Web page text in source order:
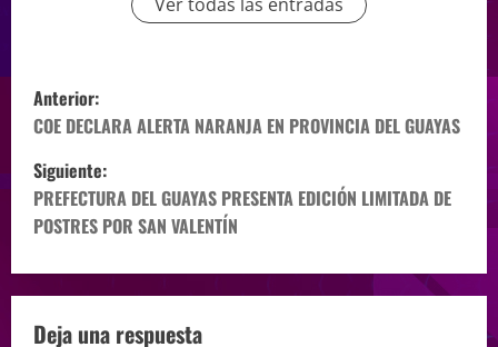
Anterior:
COE DECLARA ALERTA NARANJA EN PROVINCIA DEL GUAYAS
Siguiente:
PREFECTURA DEL GUAYAS PRESENTA EDICIÓN LIMITADA DE
POSTRES POR SAN VALENTÍN
Deja una respuesta